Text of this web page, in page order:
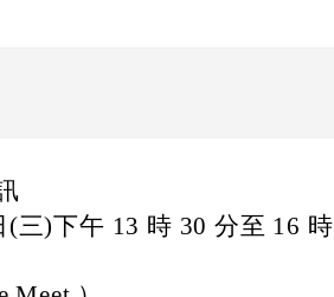
三)下午 13 時 30 分至 16 時